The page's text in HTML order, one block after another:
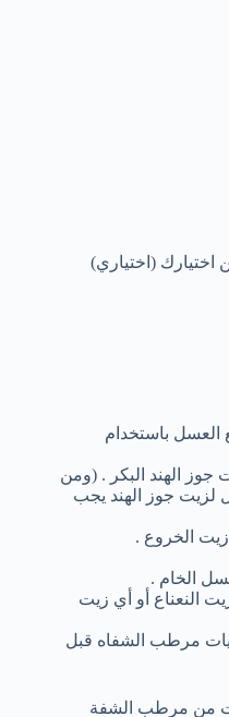
(اختياري)
باستخدام
من زيت جوز الهند البكر . (ومن
لزيت جوز الهند يجب
5 قطرات من زيت النعناع أو أي زيت
مرطب الشفاه قبل
لملء 4 الى 5 حاويات من مرطب الشفة